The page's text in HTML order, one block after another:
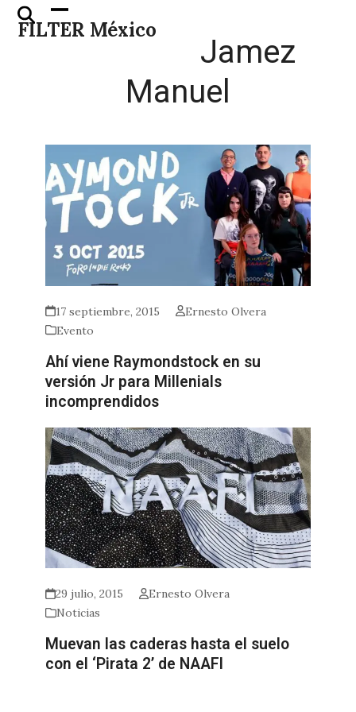
Skip
FILTER México
Open
mobile
Close
mobile
Jamez
Manuel
17 septiembre, 2015
Ernesto Olvera
Evento
Ahí viene Raymondstock en su
versión Jr para Millenials
incomprendidos
29 julio, 2015
Ernesto Olvera
Noticias
Muevan las caderas hasta el suelo
con el ‘Pirata 2’ de NAAFI